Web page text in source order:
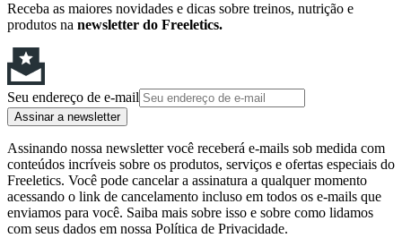
Receba as maiores novidades e dicas sobre treinos, nutrição e
produtos na newsletter do Freeletics.
Seu endereço de e-mail
Assinar a newsletter
Assinando nossa newsletter você receberá e-mails sob medida com
conteúdos incríveis sobre os produtos, serviços e ofertas especiais do
Freeletics. Você pode cancelar a assinatura a qualquer momento
acessando o link de cancelamento incluso em todos os e-mails que
enviamos para você. Saiba mais sobre isso e sobre como lidamos
com seus dados em nossa Política de Privacidade.